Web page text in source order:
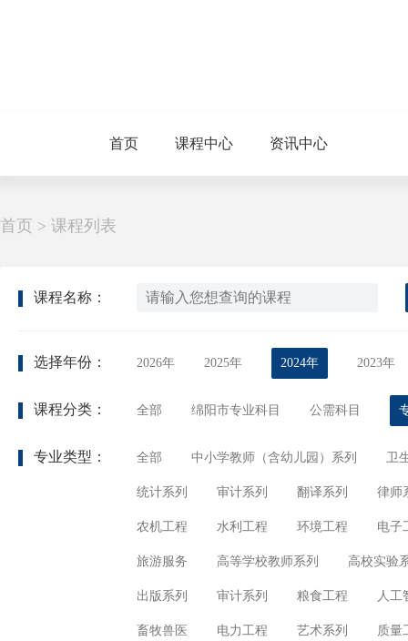
首页 课程中心 资讯中心
首页 > 课程列表
课程名称：
选择年份： 2026年 2025年 2024年 2023年
课程分类： 全部 绵阳市专业科目 公需科目
专业类型： 全部 中小学教师（含幼儿园）系列 卫
统计系列 审计系列 翻译系列 律师
农机工程 水利工程 环境工程 电子
旅游服务 高等学校教师系列 高校实验
出版系列 审计系列 粮食工程 人工
畜牧兽医 电力工程 艺术系列 质量